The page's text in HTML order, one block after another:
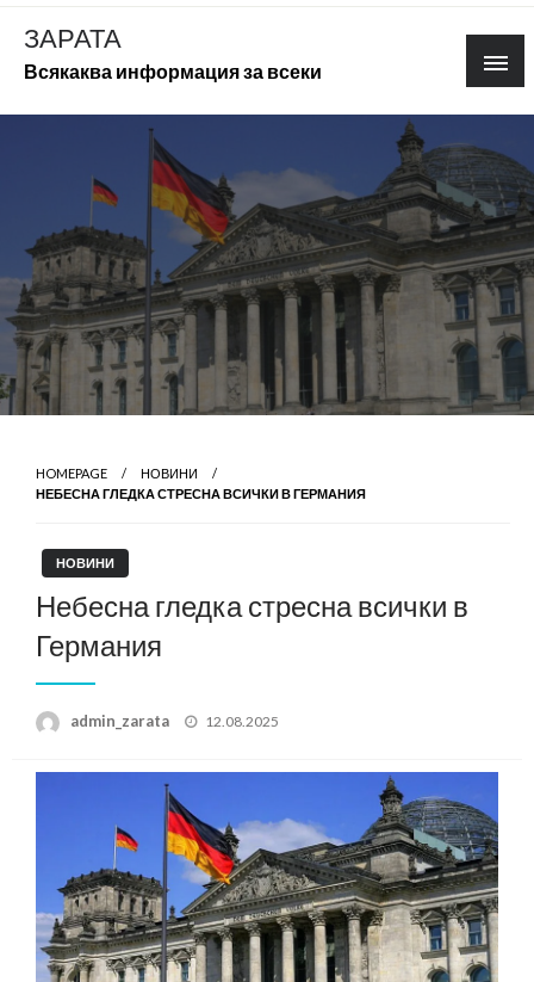
Skip
content
ЗАРАТА
Всякаква информация за всеки
HOMEPAGE
НОВИНИ
НЕБЕСНА ГЛЕДКА СТРЕСНА ВСИЧКИ В ГЕРМАНИЯ
НОВИНИ
Небесна гледка стресна всички в
Германия
admin_zarata
Posted
12.08.2025